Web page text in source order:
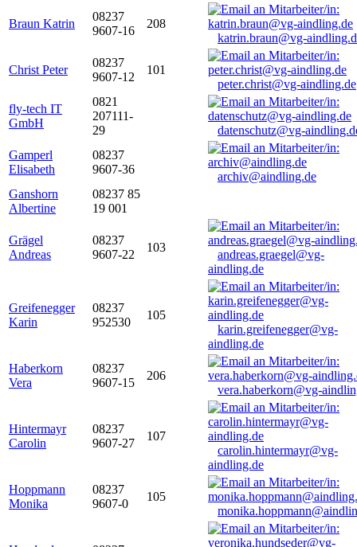
Braun Katrin
08237
9607-16
208
katrin.braun@vg-
Christ Peter
08237
9607-12
101
peter.christ@vg-aindling.de
fly-tech IT
GmbH
0821
207111-
29
datenschutz@vg-
Gamperl
Elisabeth
08237
9607-36
archiv@aindling.de
Ganshorn
Albertine
08237 85
19 001
Grägel
Andreas
08237
9607-22
103
andreas.graegel@vg-
aindling.de
Greifenegger
Karin
08237
952530
105
karin.greifenegger@vg-
aindling.de
Haberkorn
Vera
08237
9607-15
206
vera.haberkorn@vg-
Hintermayr
Carolin
08237
9607-27
107
carolin.hintermayr@vg-
aindling.de
Hoppmann
Monika
08237
9607-0
105